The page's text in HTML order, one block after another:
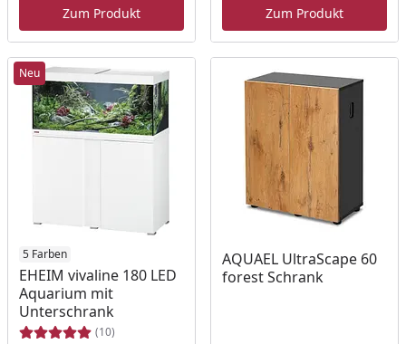
Zum Produkt Zum Produkt
Neu
5 Farben
EHEIM vivaline 180 LED
Aquarium mit
Unterschrank
(10)
AQUAEL UltraScape 60
forest Schrank